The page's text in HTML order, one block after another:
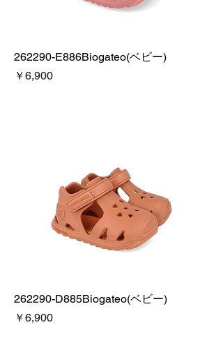
262290-E886Biogateo(ベビー)
価格
￥6,900
262290-D885Biogateo(ベビー)
価格
￥6,900